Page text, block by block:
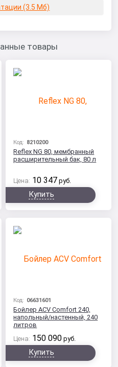
(3.5 Мб)
товары
Код: 8210200
Reflex NG 80, мембранный
расширительный бак, 80 л
Цена: 10 347 руб.
Купить
Код: 06631601
Бойлер ACV Comfort 240,
напольный/настенный, 240
литров
Цена: 150 090 руб.
Купить